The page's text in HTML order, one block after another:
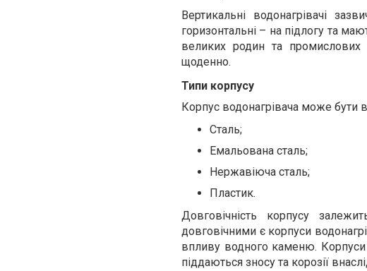
Вертикальні водонагрівачі
горизонтальні – на підлогу та
великих родин та промислових
щоденно.
Типи корпусу
Корпус водонагрівача може бути
Сталь;
Емальована сталь;
Нержавіюча сталь;
Пластик.
Довговічність корпусу
довговічними є корпуси
впливу водного каменю. Корпуси
піддаються зносу та корозії